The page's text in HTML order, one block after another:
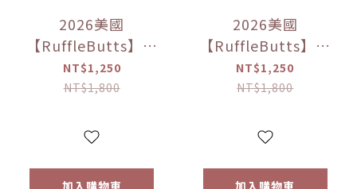
2026美國
【RuffleButts】粉
紫美人魚泡泡袖荷
葉邊兩件式【優惠
NT$1,250
NT$1,800
2026美國
【RuffleButts】泡
泡糖粉色格子長袖
兩件式【優惠限
NT$1,250
NT$1,800